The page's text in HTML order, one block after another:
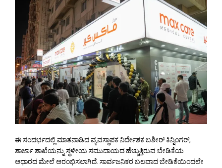
ಈ ಸಂದರ್ಭದಲ್ಲಿ ಮಾತನಾಡಿದ ವ್ಯವಸ್ಥಾಪಕ ನಿರ್ದೇಶಕ ಬಶೀರ್ ಕಿನ್ನಿಂಗರ್,
ಶಾರ್ಜಾ ಶಾಖೆಯನ್ನು ಸ್ಥಳೀಯ ಸಮುದಾಯದ ಹೆಚ್ಚುತ್ತಿರುವ ಬೇಡಿಕೆಯ
ಆಧಾರದ ಮೇಲೆ ಆರಂಭಿಸಲಾಗಿದೆ. ಸಾರ್ವಜನಿಕರ ಬಲವಾದ ಬೇಡಿಕೆಯಿಂದಲೇ